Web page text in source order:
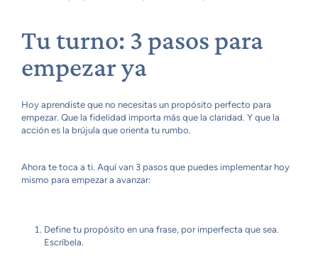
Tu turno: 3 pasos para
empezar ya
Hoy aprendiste que no necesitas un propósito perfecto para
empezar. Que la fidelidad importa más que la claridad. Y que la
acción es la brújula que orienta tu rumbo.
Ahora te toca a ti. Aquí van 3 pasos que puedes implementar hoy
mismo para empezar a avanzar:
Define tu propósito en una frase, por imperfecta que sea.
Escríbela.